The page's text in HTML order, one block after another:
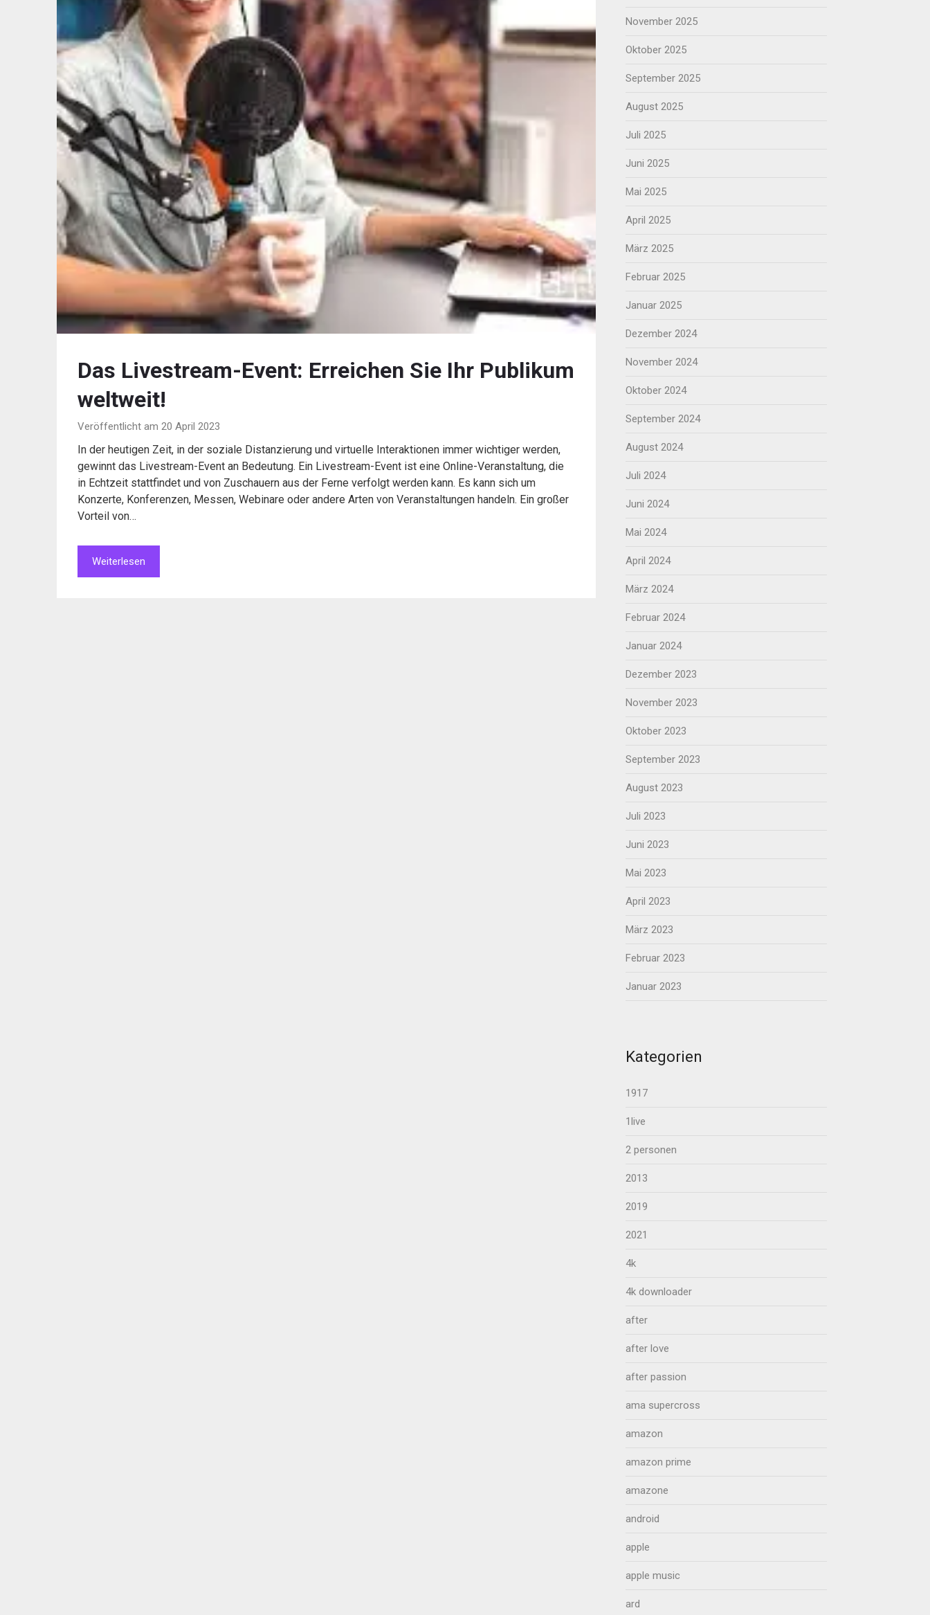
Das Livestream-Event: Erreichen Sie Ihr Publikum
weltweit!
Veröffentlicht am 20 April 2023
In der heutigen Zeit, in der soziale Distanzierung und virtuelle Interaktionen immer wichtiger werden,
gewinnt das Livestream-Event an Bedeutung. Ein Livestream-Event ist eine Online-Veranstaltung, die
in Echtzeit stattfindet und von Zuschauern aus der Ferne verfolgt werden kann. Es kann sich um
Konzerte, Konferenzen, Messen, Webinare oder andere Arten von Veranstaltungen handeln. Ein großer
Vorteil von…
Weiterlesen
November 2025
Oktober 2025
September 2025
August 2025
Juli 2025
Juni 2025
Mai 2025
April 2025
März 2025
Februar 2025
Januar 2025
Dezember 2024
November 2024
Oktober 2024
September 2024
August 2024
Juli 2024
Juni 2024
Mai 2024
April 2024
März 2024
Februar 2024
Januar 2024
Dezember 2023
November 2023
Oktober 2023
September 2023
August 2023
Juli 2023
Juni 2023
Mai 2023
April 2023
März 2023
Februar 2023
Januar 2023
Kategorien
1917
1live
2 personen
2013
2019
2021
4k
4k downloader
after
after love
after passion
ama supercross
amazon
amazon prime
amazone
android
apple
apple music
ard